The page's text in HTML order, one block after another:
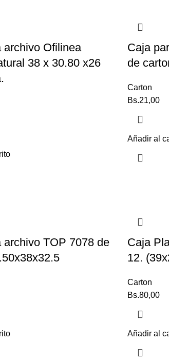
archivo Ofilinea
38 x 30.80 x26
Caja
de
Carton
Bs.21,00
Añadir al
archivo TOP 7078 de
Caja
12.
Carton
Bs.80,00
Añadir al